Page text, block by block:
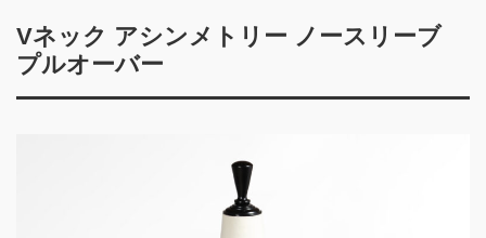
Vネック アシンメトリー ノースリーブ
プルオーバー